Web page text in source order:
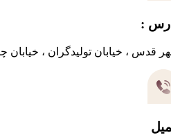
:
قدس ، خیابان تولیدگران ، خیابان